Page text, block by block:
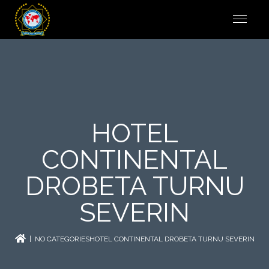
HOTEL
CONTINENTAL
DROBETA TURNU
SEVERIN
| NO CATEGORIESHOTEL CONTINENTAL DROBETA TURNU SEVERIN